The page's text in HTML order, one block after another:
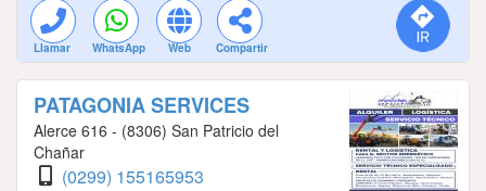
Llamar WhatsApp Web Compartir
PATAGONIA SERVICES
Alerce 616 - (8306) San Patricio del
Chañar
(0299) 155165953